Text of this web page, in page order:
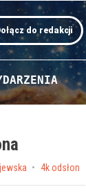
do redakcji
4k odsłon